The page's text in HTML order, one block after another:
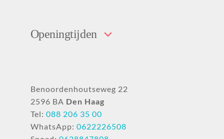
Openingtijden
Benoordenhoutseweg 22
2596 BA Den Haag
Tel: 088 206 35 00
WhatsApp: 0622226508